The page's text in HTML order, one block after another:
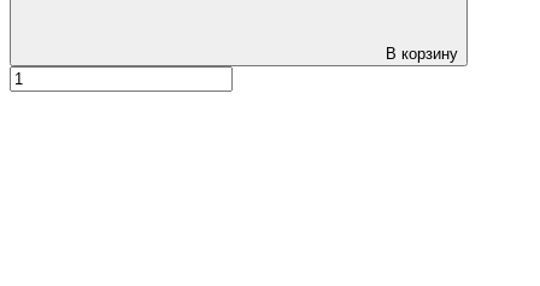
В корзину